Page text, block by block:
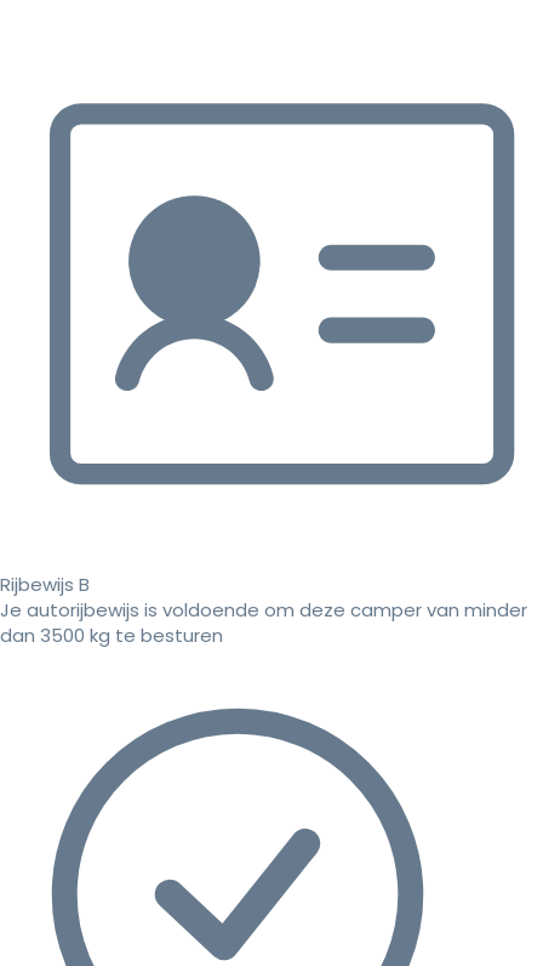
Rijbewijs B
Je autorijbewijs is voldoende om deze camper van minder
dan 3500 kg te besturen